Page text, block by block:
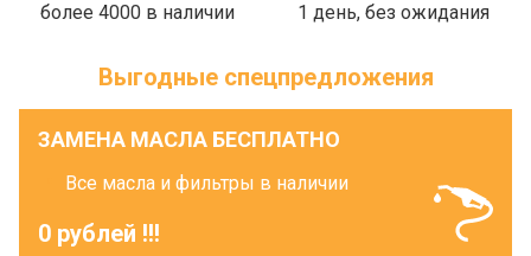
более 4000 в наличии
1 день, без ожидания
Выгодные спецпредложения
ЗАМЕНА МАСЛА БЕСПЛАТНО
Все масла и фильтры в наличии
0 рублей !!!